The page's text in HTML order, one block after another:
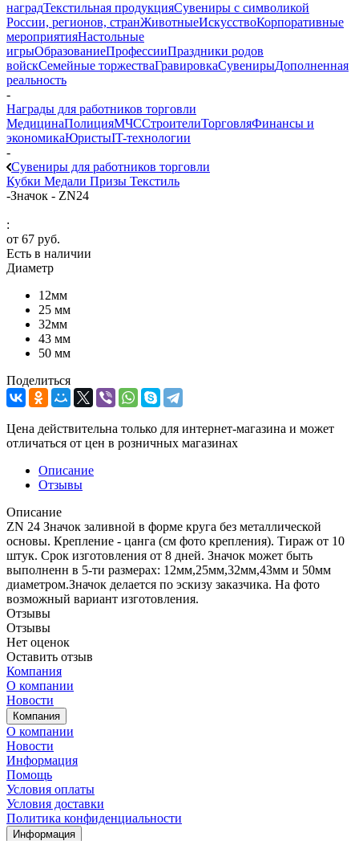
наградТекстильная продукцияСувениры с символикой
России, регионов, странЖивотныеИскусствоКорпоративные
мероприятияНастольные
игрыОбразованиеПрофессииПраздники родов
войскСемейные торжестваГравировкаСувенирыДополненная
реальность
-
Награды для работников торговли
МедицинаПолицияМЧССтроителиТорговляФинансы и
экономикаЮристыIT-технологии
-
Сувениры для работников торговли
Кубки Медали Призы Текстиль
-Значок - ZN24
:
от 67 руб.
Есть в наличии
Диаметр
12мм
25 мм
32мм
43 мм
50 мм
Поделиться
Цена действительна только для интернет-магазина и может
отличаться от цен в розничных магазинах
Описание
Отзывы
Описание
ZN 24 Значок заливной в форме круга без металлической
основы. Крепление - цанга (см фото крепления). Тираж от 10
штук. Срок изготовления от 8 дней. Значок может быть
выполненн в 5-ти размерах: 12мм,25мм,32мм,43мм и 50мм
диаметром.Значок делается по эскизу заказчика. На фото
возможный вариант изготовления.
Отзывы
Отзывы
Нет оценок
Оставить отзыв
Компания
О компании
Новости
Компания
О компании
Новости
Информация
Помощь
Условия оплаты
Условия доставки
Политика конфиденциальности
Информация